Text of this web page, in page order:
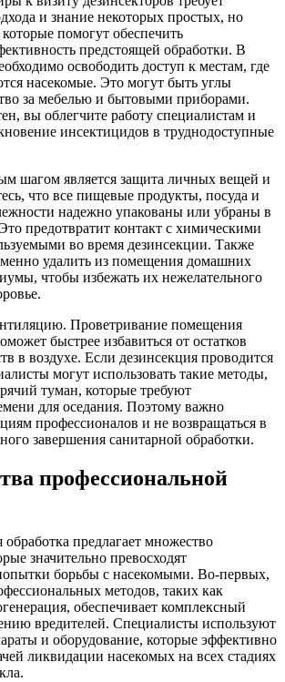
и знание некоторых простых, но
помогут обеспечить
предстоящей обработки. В
освободить доступ к местам, где
насекомые. Это могут быть углы
за мебелью и бытовыми приборами.
вы облегчите работу специалистам и
инсектицидов в труднодоступные
шагом является защита личных вещей и
что все пищевые продукты, посуда и
надежно упакованы или убраны в
предотвратит контакт с химическими
во время дезинсекции. Также
удалить из помещения домашних
чтобы избежать их нежелательного
Проветривание помещения
быстрее избавиться от остатков
в воздухе. Если дезинсекция проводится
могут использовать такие методы,
туман, которые требуют
для оседания. Поэтому важно
профессионалов и не возвращаться в
завершения санитарной обработки.
профессиональной
предлагает множество
значительно превосходят
борьбы с насекомыми. Во-первых,
методов, таких как
обеспечивает комплексный
вредителей. Специалисты используют
и оборудование, которые эффективно
ликвидации насекомых на всех стадиях